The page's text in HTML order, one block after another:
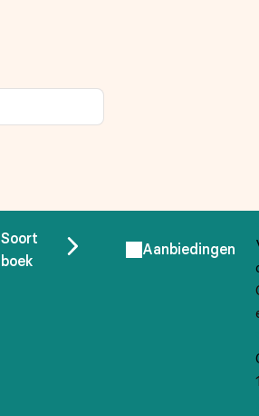
Soort
boek
Aanbiedingen